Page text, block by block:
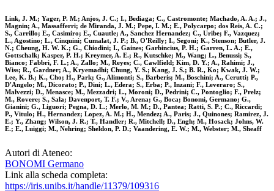
Link, J. M.; Yager, P. M.; Anjos, J. C.; I., Bediaga; C., Castromonte; Machado, A. A.; J.,
Magnin; A., Massafferri; de Miranda, J. M.; Pepe, I. M.; E., Polycarpo; dos Reis, A. C.;
S., Carrillo; E., Casimiro; E., Cuautle; A., Sanchez Hernandez; C., Uribe; F., Vazquez;
L., Agostino; L., Cinquini; Cumalat, J. P.; B., O'Reilly; I., Segoni; K., Stenson; Butler, J.
N.; Cheung, H. W. K.; G., Chiodini; I., Gaines; Garbincius, P. H.; Garren, L. A.; E.,
Gottschalk; Kasper, P. H.; Kreymer, A. E.; R., Kutschke; M., Wang; L., Benussi; S.,
Bianco; Fabbri, F. L.; A., Zallo; M., Reyes; C., Cawlfield; Kim, D. Y.; A., Rahimi; J.,
Wiss; R., Gardner; A., Kryemadhi; Chung, Y. S.; Kang, J. S.; B. R., Ko; Kwak, J. W.;
Lee, K. B.; K., Cho; H., Park; G., Alimonti; S., Barberis; M., Boschini; A., Cerutti; P.,
D'Angelo; M., Dicorato; P., Dini; L., Edera; S., Erba; P., Inzani; F., Leveraro; S.,
Malvezzi; D., Menasce; M., Mezzadri; L., Moroni; D., Pedrini; C., Pontoglio; F., Prelz;
M., Rovere; S., Sala; Davenport, T. F.; V., Arena; G., Boca; Bonomi, Germano; G.,
Gianini; G., Liguori; Pegna, D. L.; Merlo, M. M.; D., Pantea; Ratti, S. P.; C., Riccardi;
P., Vitulo; H., Hernandez; Lopez, A. M.; H., Mendez; A., Paris; J., Quinones; Ramirez, J.
E.; Y., Zhang; Wilson, J. R.; T., Handler; R., Mitchell; D., Engh; M., Hosack; Johns, W.
E.; E., Luiggi; M., Nehring; Sheldon, P. D.; Vaandering, E. W.; M., Webster; M., Sheaff
Autori di Ateneo:
BONOMI Germano
Link alla scheda completa:
https://iris.unibs.it/handle/11379/109316